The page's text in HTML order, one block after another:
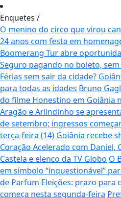
Enquetes /
O menino do circo que virou
24 anos com festa em
Boomerang Tur abre
Seguro pagando no boleto, sem
Férias sem sair da cidade?
para todas as idades Bruno
do filme Honestino em Goiânia
Aragão e Arlindinho se
de setembro; ingressos
terça-feira (14) Goiânia recebe
Coração Acelerado com Daniel,
Castela e elenco da TV Globo O
em símbolo “inquestionável”
de Parfum Eleições: prazo para
começa nesta segunda-feira